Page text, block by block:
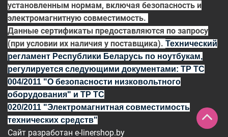
установленным нормам, включая безопасность и
электромагнитную совместимость.
Данные сертификаты предоставляются по запросу
(при условии их наличия у поставщика). Технический
регламент Республики Беларусь по ноутбукам,
регулируется следующими документами: ТР ТС
004/2011 "О безопасности низковольтного
оборудования" и ТР ТС
020/2011 "Электромагнитная совместимость
технических средств"
Сайт разработан e-linershop.by